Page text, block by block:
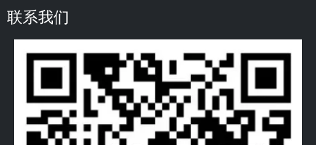
联系我们